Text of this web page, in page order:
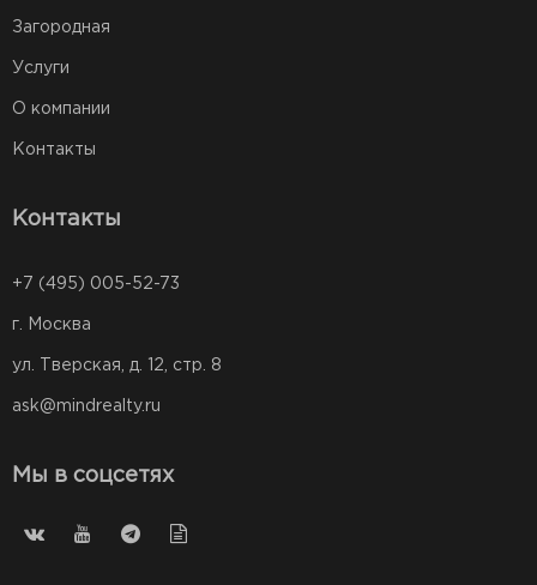
Загородная
Услуги
О компании
Контакты
Контакты
+7 (495) 005-52-73
г. Москва
ул. Тверская, д. 12, стр. 8
ask@mindrealty.ru
Мы в соцсетях